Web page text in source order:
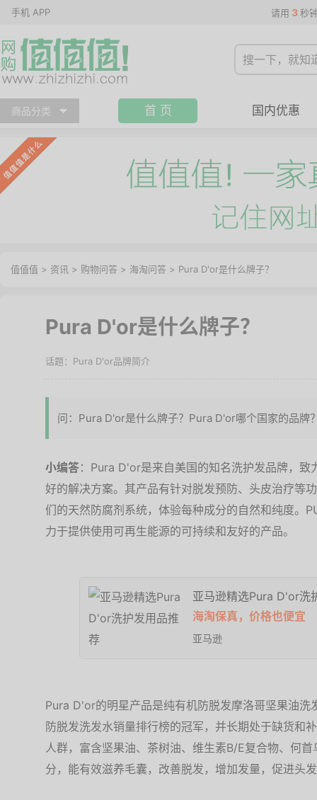
手机 APP 请用 3 秒
商品分类 首 页 国内优惠
值值值 > 资讯 > 购物问答 > 海淘问答 > Pura D'or是什么牌子？
Pura D'or是什么牌子？
Pura D'or品牌简介
问：Pura D'or是什么牌子？Pura D'or哪个国家的品牌
小编答：Pura D'or是来自美国的知名洗护发品牌，
好的解决方案。其产品有针对脱发预防、头皮治疗等
们的天然防腐剂系统，体验每种成分的自然和纯度。
力于提供使用可再生能源的可持续和友好的产品。
亚马逊精选Pura D'or洗
海淘保真，价格也便宜
亚马逊
Pura D'or的明星产品是纯有机防脱发摩洛哥坚果油
防脱发洗发水销量排行榜的冠军，并长期处于缺货和
人群，富含坚果油、茶树油、维生素B/E复合物、何
分，能有效滋养毛囊，改善脱发，增加发量，促进头